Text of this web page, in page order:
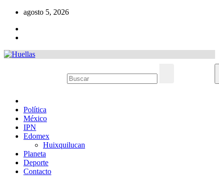
contenido
agosto 5, 2026
Política
México
IPN
Edomex
Huixquilucan
Planeta
Deporte
Contacto